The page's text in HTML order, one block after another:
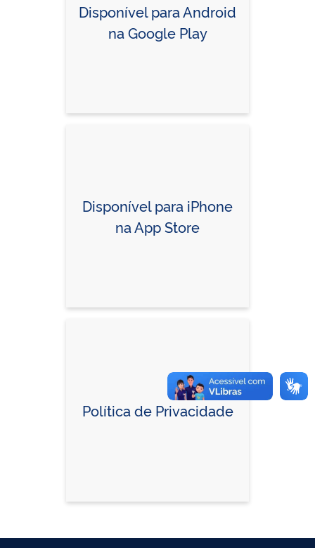
Disponível para Android
na Google Play
Disponível para iPhone
na App Store
Política de Privacidade